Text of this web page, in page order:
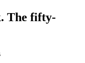
The fifty-